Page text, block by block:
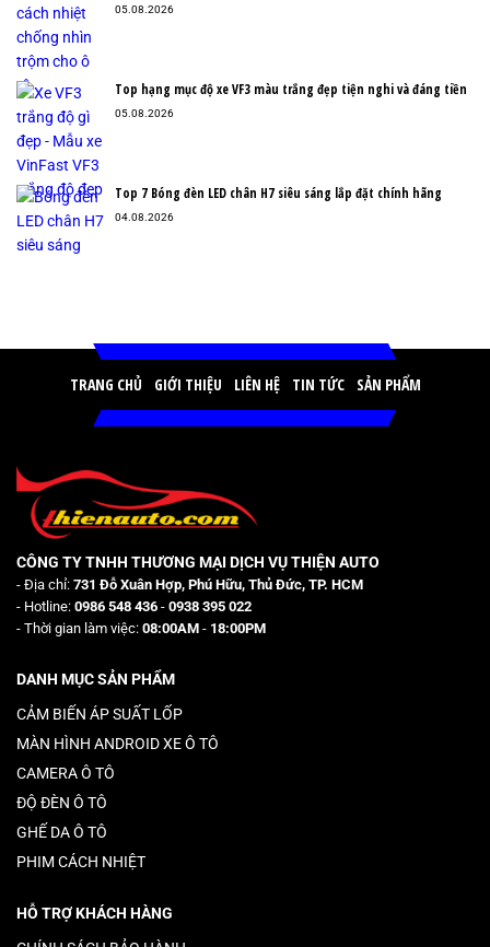
05.08.2026
Top hạng mục độ xe VF3 màu trắng đẹp tiện nghi và đáng tiền
05.08.2026
Top 7 Bóng đèn LED chân H7 siêu sáng lắp đặt chính hãng
04.08.2026
TRANG CHỦ GIỚI THIỆU LIÊN HỆ TIN TỨC SẢN PHẨM
CÔNG TY TNHH THƯƠNG MẠI DỊCH VỤ THIỆN AUTO
- Địa chỉ: 731 Đỗ Xuân Hợp, Phú Hữu, Thủ Đức, TP. HCM
- Hotline: 0986 548 436 - 0938 395 022
- Thời gian làm việc: 08:00AM - 18:00PM
DANH MỤC SẢN PHẨM
CẢM BIẾN ÁP SUẤT LỐP
MÀN HÌNH ANDROID XE Ô TÔ
CAMERA Ô TÔ
ĐỘ ĐÈN Ô TÔ
GHẾ DA Ô TÔ
PHIM CÁCH NHIỆT
HỖ TRỢ KHÁCH HÀNG